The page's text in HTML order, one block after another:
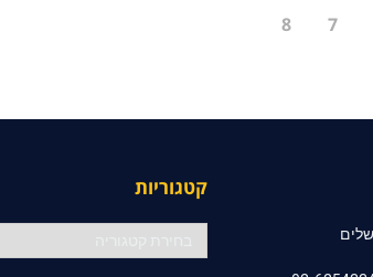
7
8
קטגוריות